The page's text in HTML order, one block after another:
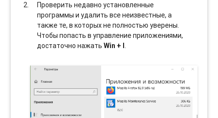
Проверить недавно установленные
программы и удалить все неизвестные, а
также те, в которых не полностью уверены.
Чтобы попасть в управление приложениями,
достаточно нажатьWin + I.